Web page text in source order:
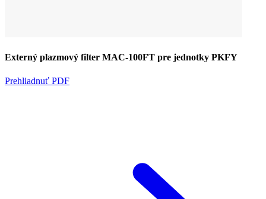
Externý plazmový filter MAC-100FT pre jednotky PKFY
Prehliadnuť PDF